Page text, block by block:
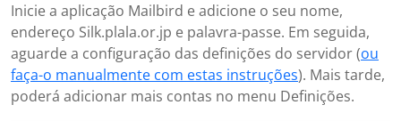
Inicie a aplicação Mailbird e adicione o seu nome,
endereço Silk.plala.or.jp e palavra-passe. Em seguida,
aguarde a configuração das definições do servidor (ou
faça-o manualmente com estas instruções). Mais tarde,
poderá adicionar mais contas no menu Definições.